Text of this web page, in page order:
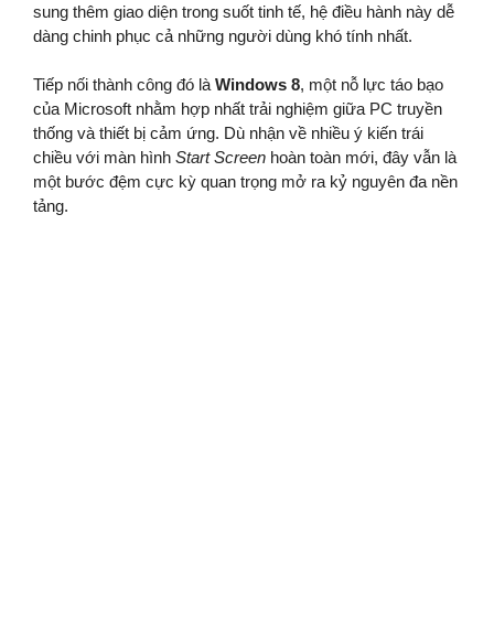
sung thêm giao diện trong suốt tinh tế, hệ điều hành này dễ
dàng chinh phục cả những người dùng khó tính nhất.
Tiếp nối thành công đó là Windows 8, một nỗ lực táo bạo
của Microsoft nhằm hợp nhất trải nghiệm giữa PC truyền
thống và thiết bị cảm ứng. Dù nhận về nhiều ý kiến trái
chiều với màn hình Start Screen hoàn toàn mới, đây vẫn là
một bước đệm cực kỳ quan trọng mở ra kỷ nguyên đa nền
tảng.